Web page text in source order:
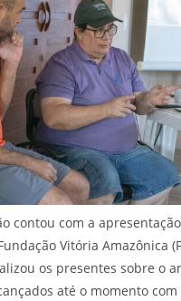
contou com a
Vitória Amazônica
os presentes sobre o
até o momento